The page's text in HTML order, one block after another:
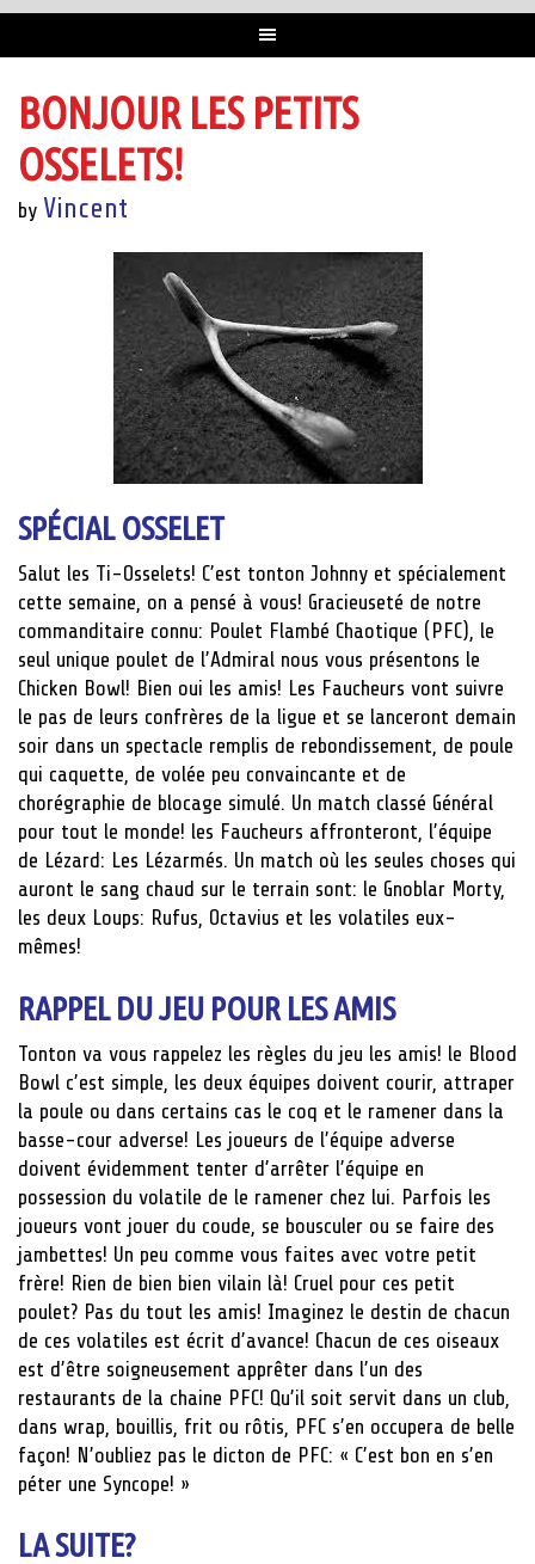
BONJOUR LES PETITS
OSSELETS!
by Vincent
SPÉCIAL OSSELET
Salut les Ti-Osselets! C’est tonton Johnny et spécialement
cette semaine, on a pensé à vous! Gracieuseté de notre
commanditaire connu: Poulet Flambé Chaotique (PFC), le
seul unique poulet de l’Admiral nous vous présentons le
Chicken Bowl! Bien oui les amis! Les Faucheurs vont suivre
le pas de leurs confrères de la ligue et se lanceront demain
soir dans un spectacle remplis de rebondissement, de poule
qui caquette, de volée peu convaincante et de
chorégraphie de blocage simulé. Un match classé Général
pour tout le monde! les Faucheurs affronteront, l’équipe
de Lézard: Les Lézarmés. Un match où les seules choses qui
auront le sang chaud sur le terrain sont: le Gnoblar Morty,
les deux Loups: Rufus, Octavius et les volatiles eux-
mêmes!
RAPPEL DU JEU POUR LES AMIS
Tonton va vous rappelez les règles du jeu les amis! le Blood
Bowl c’est simple, les deux équipes doivent courir, attraper
la poule ou dans certains cas le coq et le ramener dans la
basse-cour adverse! Les joueurs de l’équipe adverse
doivent évidemment tenter d’arrêter l’équipe en
possession du volatile de le ramener chez lui. Parfois les
joueurs vont jouer du coude, se bousculer ou se faire des
jambettes! Un peu comme vous faites avec votre petit
frère! Rien de bien bien vilain là! Cruel pour ces petit
poulet? Pas du tout les amis! Imaginez le destin de chacun
de ces volatiles est écrit d’avance! Chacun de ces oiseaux
est d’être soigneusement apprêter dans l’un des
restaurants de la chaine PFC! Qu’il soit servit dans un club,
dans wrap, bouillis, frit ou rôtis, PFC s’en occupera de belle
façon! N’oubliez pas le dicton de PFC: « C’est bon en s’en
péter une Syncope! »
LA SUITE?